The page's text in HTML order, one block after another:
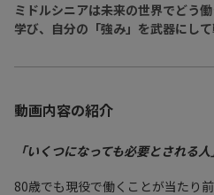
ミドルシニアは未来の世界でどう
学び、自分の「強み」を武器にし
動画内容の紹介
「いくつになっても必要とされる
80歳でも現役で働くことが当たり